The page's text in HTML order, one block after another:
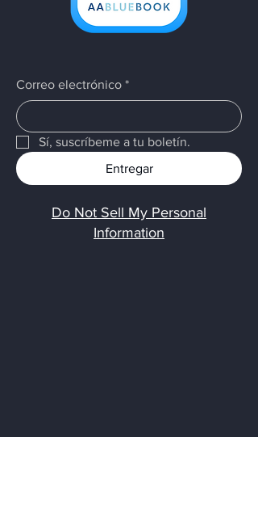
Correo electrónico *
Sí, suscríbeme a tu boletín.
Entregar
Do Not Sell My Personal
Information